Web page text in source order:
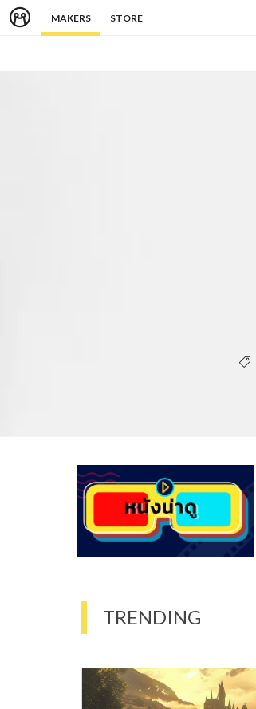
MAKERS STORE
TRENDING